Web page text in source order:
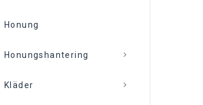
Honung
Honungshantering
Kläder